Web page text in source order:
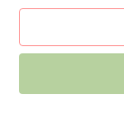
-
Lavender